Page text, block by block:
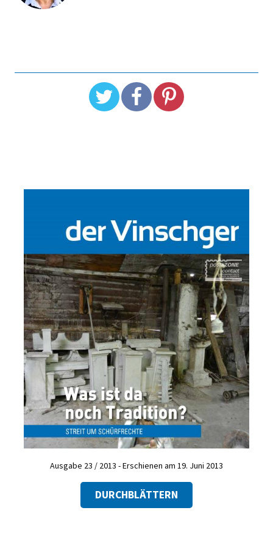
Ausgabe 23 / 2013 - Erschienen am 19. Juni 2013
DURCHBLÄTTERN